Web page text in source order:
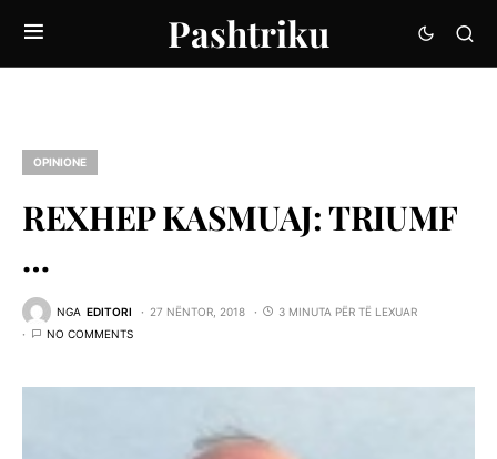
Pashtriku
OPINIONE
REXHEP KASMUAJ: TRIUMF
…
NGA EDITORI 27 NËNTOR, 2018
3 MINUTA PËR TË LEXUAR
NO COMMENTS